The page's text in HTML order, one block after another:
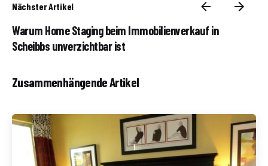
Nächster Artikel
Warum Home Staging beim Immobilienverkauf in
Scheibbs unverzichtbar ist
Zusammenhängende Artikel